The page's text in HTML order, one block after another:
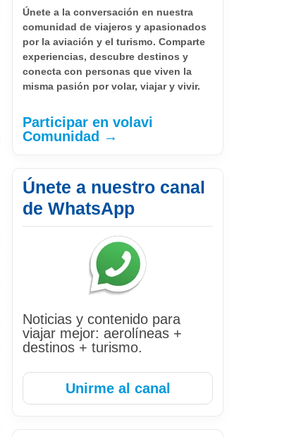
Únete a la conversación en nuestra
comunidad de viajeros y apasionados
por la aviación y el turismo. Comparte
experiencias, descubre destinos y
conecta con personas que viven la
misma pasión por volar, viajar y vivir.
Participar en volavi
Comunidad →
Únete a nuestro canal
de WhatsApp
Noticias y contenido para
viajar mejor: aerolíneas +
destinos + turismo.
Unirme al canal